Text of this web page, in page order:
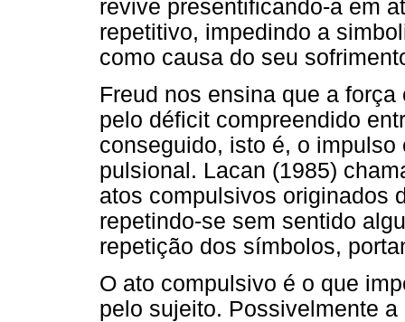
revive presentificando-a em
repetitivo, impedindo a
como causa do seu
Freud nos ensina que a
pelo déficit compreendido
conseguido, isto é, o
pulsional. Lacan (1985)
atos compulsivos originados
repetindo-se sem sentido
repetição dos símbolos,
O ato compulsivo é o que
pelo sujeito. Possivelmente